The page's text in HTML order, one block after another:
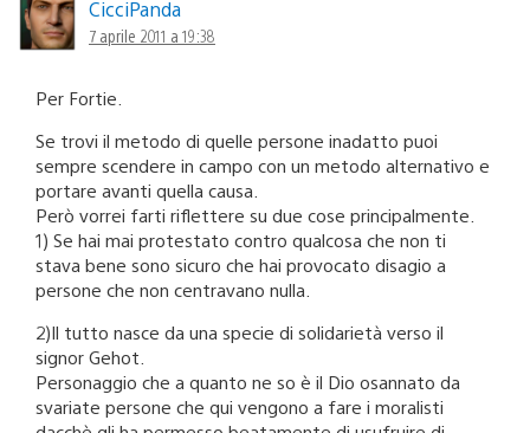
CicciPanda
7 aprile 2011 a 19:38
Per Fortie.
Se trovi il metodo di quelle persone inadatto puoi
sempre scendere in campo con un metodo alternativo e
portare avanti quella causa.
Però vorrei farti riflettere su due cose principalmente.
1) Se hai mai protestato contro qualcosa che non ti
stava bene sono sicuro che hai provocato disagio a
persone che non centravano nulla.
2)Il tutto nasce da una specie di solidarietà verso il
signor Gehot.
Personaggio che a quanto ne so è il Dio osannato da
svariate persone che qui vengono a fare i moralisti